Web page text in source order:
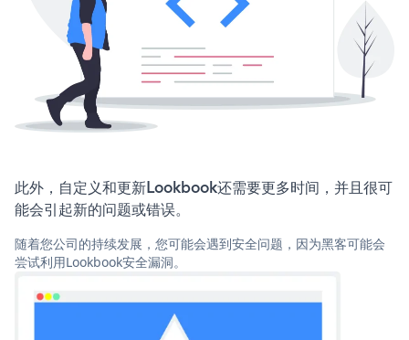
此外，自定义和更新Lookbook还需要更多时间，并且很可
能会引起新的问题或错误。
随着您公司的持续发展，您可能会遇到安全问题，因为黑客可能会
尝试利用Lookbook安全漏洞。